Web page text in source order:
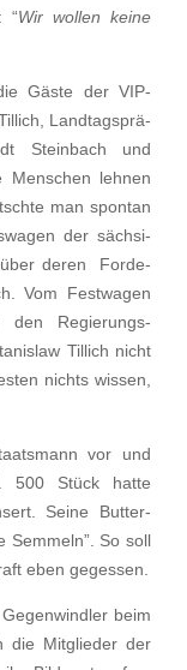
“Wir wollen keine
Gäste der VIP-
Landtags­prä­
Stein­bach und
Menschen lehnen
man spontan
der sächsi­
über deren Forde­
Vom Festwa­gen
den Regie­rungs­
Tillich nicht
nichts wissen,
vor und
500 Stück hatte
Seine Butter-
Semmeln”. So soll
eben gegessen.
beim
die Mitglie­der der